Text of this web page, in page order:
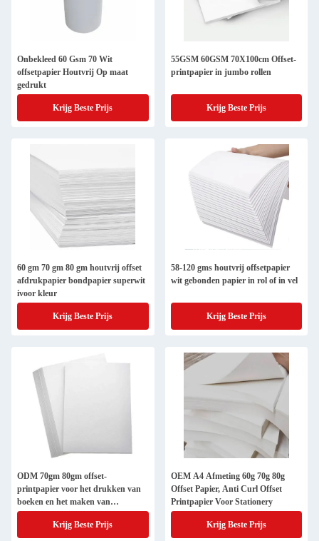
Onbekleed 60 Gsm 70 Wit
offsetpapier Houtvrij Op maat
gedrukt
Krijg Beste Prijs
55GSM 60GSM 70X100cm Offset-
printpapier in jumbo rollen
Krijg Beste Prijs
60 gm 70 gm 80 gm houtvrij offset
afdrukpapier bondpapier superwit
ivoor kleur
Krijg Beste Prijs
58-120 gms houtvrij offsetpapier
wit gebonden papier in rol of in vel
Krijg Beste Prijs
ODM 70gm 80gm offset-
printpapier voor het drukken van
boeken en het maken van
notitieboeken
Krijg Beste Prijs
OEM A4 Afmeting 60g 70g 80g
Offset Papier, Anti Curl Offset
Printpapier Voor Stationery
Krijg Beste Prijs